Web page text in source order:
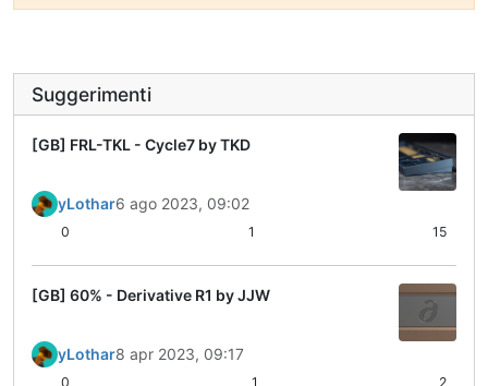
Suggerimenti
[GB] FRL-TKL - Cycle7 by TKD
yLothar6 ago 2023, 09:02
0 1 15
[GB] 60% - Derivative R1 by JJW
yLothar8 apr 2023, 09:17
0 1 2